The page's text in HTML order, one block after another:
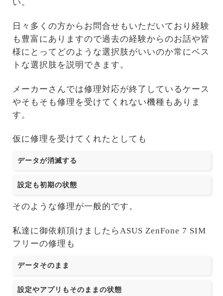
い。
日々多くの方からお問合せもいただいており経験
も豊富にありますので過去の経験からのお話や皆
様にとってどのような選択肢がいいのか常にベス
トな選択肢を説明できます。
メーカーさんでは修理対応が終了しているケース
やそもそも修理を受けてくれない機種もありま
す。
仮に修理を受けてくれたとしても
データが消滅する
設定も初期の状態
そのような修理が一般的です。
私達に御依頼頂けましたらASUS ZenFone 7 SIM
フリーの修理も
データそのまま
設定やアプリもそのままの状態